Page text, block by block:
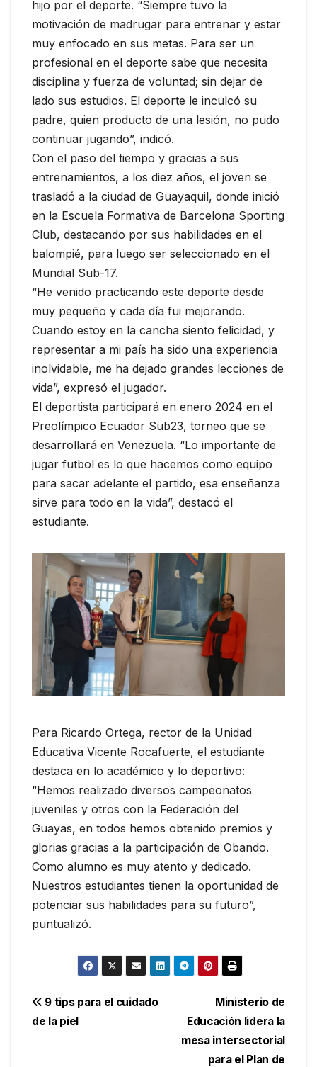
hijo por el deporte. “Siempre tuvo la
motivación de madrugar para entrenar y estar
muy enfocado en sus metas. Para ser un
profesional en el deporte sabe que necesita
disciplina y fuerza de voluntad; sin dejar de
lado sus estudios. El deporte le inculcó su
padre, quien producto de una lesión, no pudo
continuar jugando”, indicó.
Con el paso del tiempo y gracias a sus
entrenamientos, a los diez años, el joven se
trasladó a la ciudad de Guayaquil, donde inició
en la Escuela Formativa de Barcelona Sporting
Club, destacando por sus habilidades en el
balompié, para luego ser seleccionado en el
Mundial Sub-17.
“He venido practicando este deporte desde
muy pequeño y cada día fui mejorando.
Cuando estoy en la cancha siento felicidad, y
representar a mi país ha sido una experiencia
inolvidable, me ha dejado grandes lecciones de
vida”, expresó el jugador.
El deportista participará en enero 2024 en el
Preolímpico Ecuador Sub23, torneo que se
desarrollará en Venezuela. “Lo importante de
jugar futbol es lo que hacemos como equipo
para sacar adelante el partido, esa enseñanza
sirve para todo en la vida”, destacó el
estudiante.
Para Ricardo Ortega, rector de la Unidad
Educativa Vicente Rocafuerte, el estudiante
destaca en lo académico y lo deportivo:
“Hemos realizado diversos campeonatos
juveniles y otros con la Federación del
Guayas, en todos hemos obtenido premios y
glorias gracias a la participación de Obando.
Como alumno es muy atento y dedicado.
Nuestros estudiantes tienen la oportunidad de
potenciar sus habilidades para su futuro”,
puntualizó.
Navegación
Ministerio de
Educación lidera la
mesa intersectorial
para el Plan de
9 tips para el cuidado
de la piel